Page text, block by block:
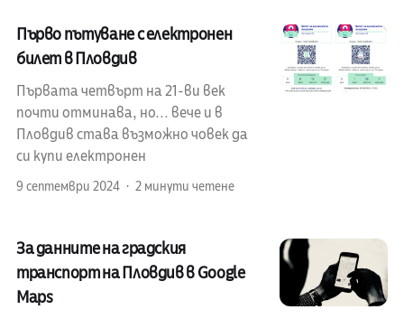
Първо пътуване с електронен
билет в Пловдив
Първата четвърт на 21-ви век
почти отминава, но... вече и в
Пловдив става възможно човек да
си купи електронен
9 септември 2024 2 минути четене
За данните на градския
транспорт на Пловдив в Google
Maps